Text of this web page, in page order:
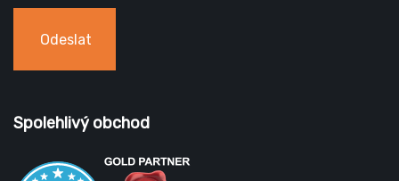
Odeslat
Spolehlivý obchod